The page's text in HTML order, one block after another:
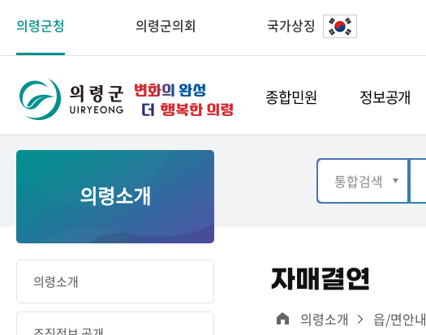
의령군청 의령군의회 국가상징
종합민원 정보공개
의령소개
의령소개 자매결연
의령소개 읍/면안내